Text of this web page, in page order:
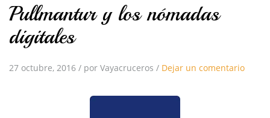
Pullmantur y los nómadas
digitales
27 octubre, 2016 / por Vayacruceros / Dejar un comentario